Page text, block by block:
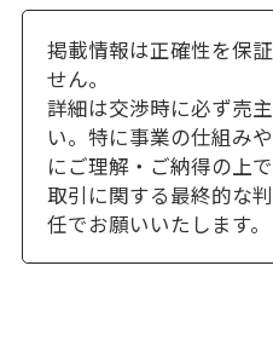
掲載情報は正確性を保
せん。
詳細は交渉時に必ず売
い。特に事業の仕組み
にご理解・ご納得の上
取引に関する最終的な
任でお願いいたします。